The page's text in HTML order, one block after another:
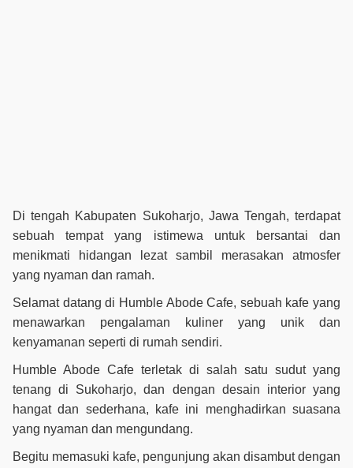
Di tengah Kabupaten Sukoharjo, Jawa Tengah, terdapat
sebuah tempat yang istimewa untuk bersantai dan
menikmati hidangan lezat sambil merasakan atmosfer
yang nyaman dan ramah.
Selamat datang di Humble Abode Cafe, sebuah kafe yang
menawarkan pengalaman kuliner yang unik dan
kenyamanan seperti di rumah sendiri.
Humble Abode Cafe terletak di salah satu sudut yang
tenang di Sukoharjo, dan dengan desain interior yang
hangat dan sederhana, kafe ini menghadirkan suasana
yang nyaman dan mengundang.
Begitu memasuki kafe, pengunjung akan disambut dengan